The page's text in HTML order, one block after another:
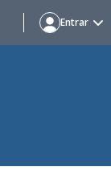
Entrar